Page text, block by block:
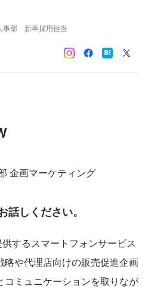
事部 新卒採用担当
企画マーケティング
しください。
するスマートフォンサービス
略や代理店向けの販売促進企画
コミュニケーションを取りなが